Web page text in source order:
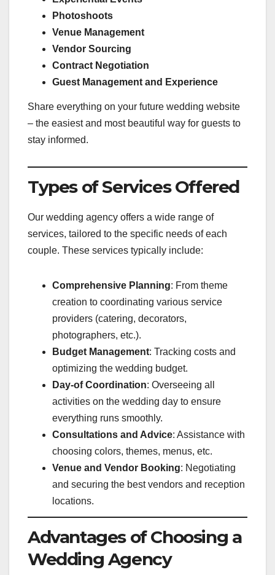
Photoshoots
Venue Management
Vendor Sourcing
Contract Negotiation
Guest Management and Experience
Share everything on your future wedding website
– the easiest and most beautiful way for guests to
stay informed.
Types of Services Offered
Our wedding agency offers a wide range of
services, tailored to the specific needs of each
couple. These services typically include:
Comprehensive Planning: From theme
creation to coordinating various service
providers (catering, decorators,
photographers, etc.).
Budget Management: Tracking costs and
optimizing the wedding budget.
Day-of Coordination: Overseeing all
activities on the wedding day to ensure
everything runs smoothly.
Consultations and Advice: Assistance with
choosing colors, themes, menus, etc.
Venue and Vendor Booking: Negotiating
and securing the best vendors and reception
locations.
Advantages of Choosing a
Wedding Agency